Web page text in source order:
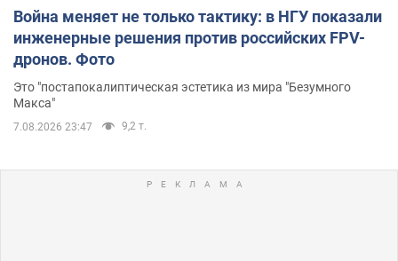
Война меняет не только тактику: в НГУ показали
инженерные решения против российских FPV-
дронов. Фото
Это "постапокалиптическая эстетика из мира "Безумного
Макса"
7.08.2026 23:47 9,2 т.